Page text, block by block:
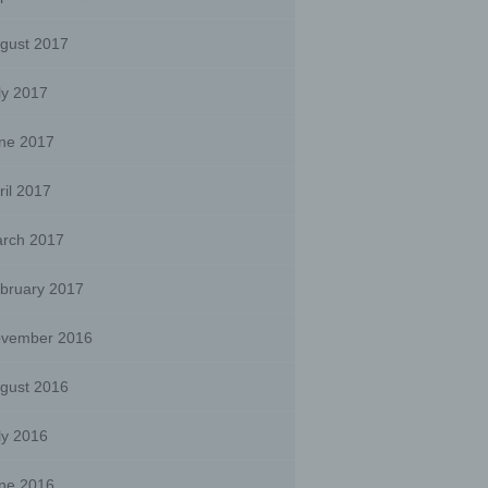
2017
2017
2017
2017
2017
2017
2016
2016
2016
use
or